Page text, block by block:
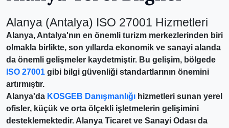
Alanya (Antalya) ISO 27001 Hizmetleri
Alanya, Antalya'nın en önemli turizm merkezlerinden biri
olmakla birlikte, son yıllarda ekonomik ve sanayi alanda
da önemli gelişmeler kaydetmiştir. Bu gelişim, bölgede
ISO 27001 gibi bilgi güvenliği standartlarının önemini
artırmıştır.
Alanya'da KOSGEB Danışmanlığı hizmetleri sunan yerel
ofisler, küçük ve orta ölçekli işletmelerin gelişimini
desteklemektedir. Alanya Ticaret ve Sanayi Odası da